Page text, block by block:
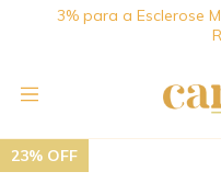
3% para a Esclerose
23% OFF